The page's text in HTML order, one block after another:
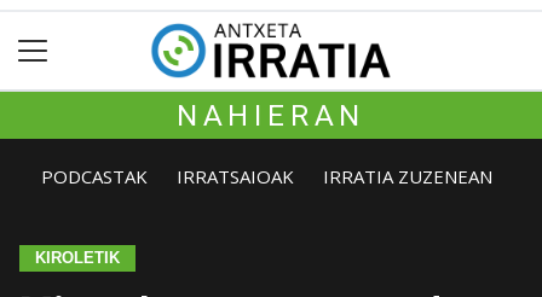
NAHIERAN
PODCASTAK IRRATSAIOAK IRRATIA ZUZENEAN
KIROLETIK